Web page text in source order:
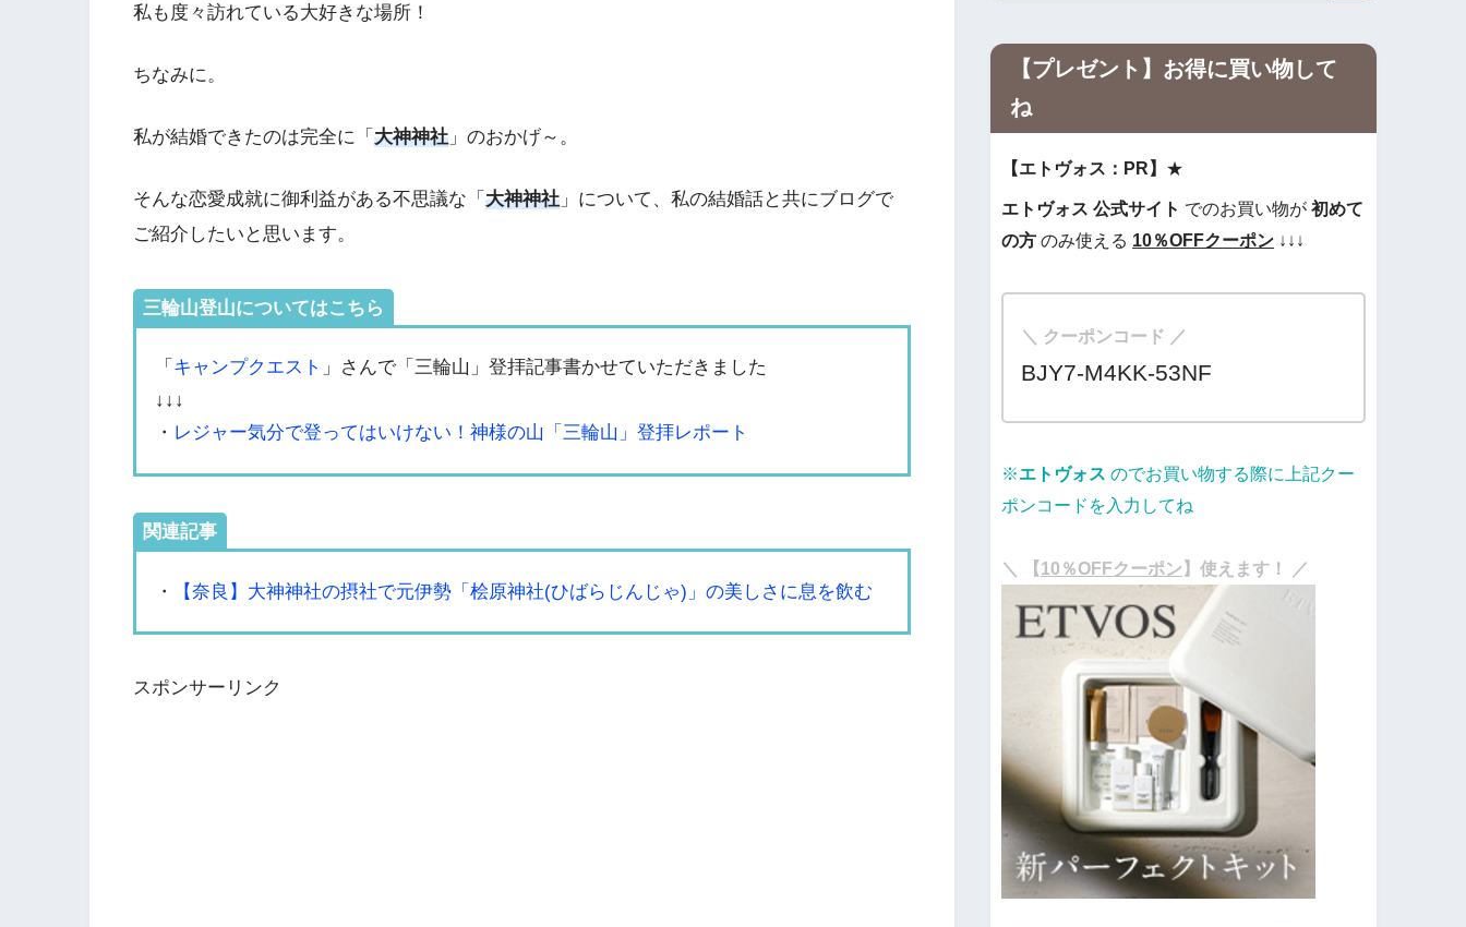
私も度々訪れている大好きな場所！
ちなみに。
私が結婚できたのは完全に「 大神神社 」のおかげ～。
そんな恋愛成就に御利益がある不思議な「 大神神社 」について、私の結婚話と共にブログで
ご紹介したいと思います。
三輪山登山についてはこちら
「 キャンプクエスト 」さんで「三輪山」登拝記事書かせていただきました
↓↓↓
・ レジャー気分で登ってはいけない！神様の山「三輪山」登拝レポート
関連記事
・ 【奈良】大神神社の摂社で元伊勢「桧原神社(ひばらじんじゃ)」の美しさに息を飲む
スポンサーリンク
【プレゼント】お得に買い物して
ね
【エトヴォス：PR】 ★
エトヴォス 公式サイト でのお買い物が 初めて
の方 のみ使える 10％OFFクーポン ↓↓↓
＼ クーポンコード ／
BJY7-M4KK-53NF
※エトヴォス のでお買い物する際に上記クー
ポンコードを入力してね
＼ 【10％OFFクーポン 】使えます！ ／